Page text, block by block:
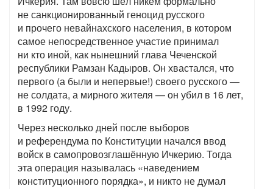
не санкционированный геноцид русского
и прочего невайнахского населения, в котором
самое непосредственное участие принимал
ни кто иной, как нынешний глава Чеченской
республики Рамзан Кадыров. Он хвастался, что
первого (а были и непервые!) своего русского —
не солдата, а мирного жителя — он убил в 16 лет,
в 1992 году.
Через несколько дней после выборов
и референдума по Конституции начался ввод
войск в самопровозглашённую Ичкерию. Тогда
эта операция называлась «наведением
конституционного порядка», и никто не думал